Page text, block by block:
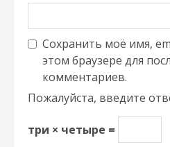
Сохранить моё имя,
этом браузере для
комментариев.
Пожалуйста, введите
три × четыре =